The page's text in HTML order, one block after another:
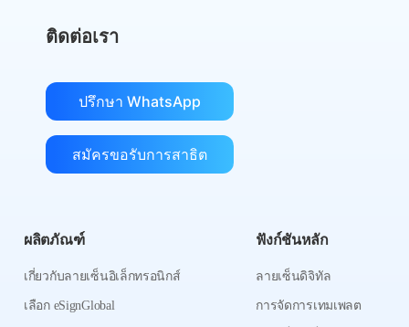
ติดต่อเรา
ปรึกษา WhatsApp
สมัครขอรับการสาธิต
ผลิตภัณฑ์
เกี่ยวกับลายเซ็นอิเล็กทรอนิกส์
เลือก eSignGlobal
ฟังก์ชันหลัก
ลายเซ็นดิจิทัล
การจัดการเทมเพลต